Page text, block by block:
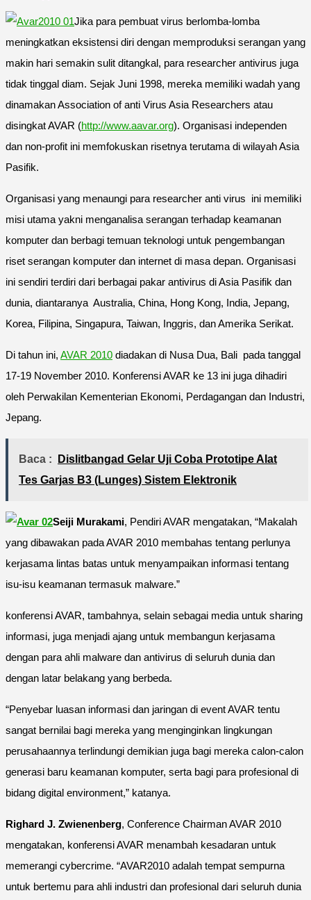
Jika para pembuat virus berlomba-lomba
meningkatkan eksistensi diri dengan memproduksi serangan yang
makin hari semakin sulit ditangkal, para researcher antivirus juga
tidak tinggal diam. Sejak Juni 1998, mereka memiliki wadah yang
dinamakan Association of anti Virus Asia Researchers atau
disingkat AVAR (http://www.aavar.org). Organisasi independen
dan non-profit ini memfokuskan risetnya terutama di wilayah Asia
Pasifik.
Organisasi yang menaungi para researcher anti virus ini memiliki
misi utama yakni menganalisa serangan terhadap keamanan
komputer dan berbagi temuan teknologi untuk pengembangan
riset serangan komputer dan internet di masa depan. Organisasi
ini sendiri terdiri dari berbagai pakar antivirus di Asia Pasifik dan
dunia, diantaranya Australia, China, Hong Kong, India, Jepang,
Korea, Filipina, Singapura, Taiwan, Inggris, dan Amerika Serikat.
Di tahun ini, AVAR 2010 diadakan di Nusa Dua, Bali pada tanggal
17-19 November 2010. Konferensi AVAR ke 13 ini juga dihadiri
oleh Perwakilan Kementerian Ekonomi, Perdagangan dan Industri,
Jepang.
Baca :
Dislitbangad Gelar Uji Coba Prototipe Alat
Tes Garjas B3 (Lunges) Sistem Elektronik
Seiji Murakami, Pendiri AVAR mengatakan, “Makalah
yang dibawakan pada AVAR 2010 membahas tentang perlunya
kerjasama lintas batas untuk menyampaikan informasi tentang
isu-isu keamanan termasuk malware.”
konferensi AVAR, tambahnya, selain sebagai media untuk sharing
informasi, juga menjadi ajang untuk membangun kerjasama
dengan para ahli malware dan antivirus di seluruh dunia dan
dengan latar belakang yang berbeda.
“Penyebar luasan informasi dan jaringan di event AVAR tentu
sangat bernilai bagi mereka yang menginginkan lingkungan
perusahaannya terlindungi demikian juga bagi mereka calon-calon
generasi baru keamanan komputer, serta bagi para profesional di
bidang digital environment,” katanya.
Righard J. Zwienenberg, Conference Chairman AVAR 2010
mengatakan, konferensi AVAR menambah kesadaran untuk
memerangi cybercrime. “AVAR2010 adalah tempat sempurna
untuk bertemu para ahli industri dan profesional dari seluruh dunia